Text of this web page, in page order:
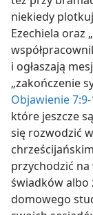
niekiedy
Ezechiela oraz
i ogłaszają
„zakończenie
Objawienie
które jeszcze
się rozwodzić
przychodzić
świadków albo
domowego